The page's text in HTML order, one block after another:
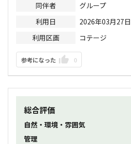
同伴者
グループ
利用日
2026年03月27日
利用区画
コテージ
参考になった 0
総合評価
自然・環境・雰囲気
管理